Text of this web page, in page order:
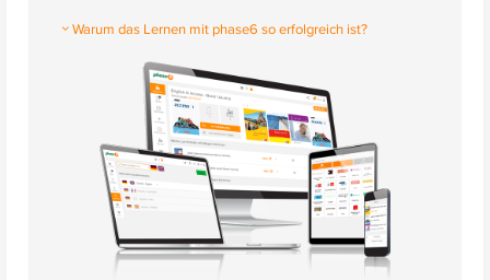
Warum das Lernen mit phase6 so erfolgreich ist?